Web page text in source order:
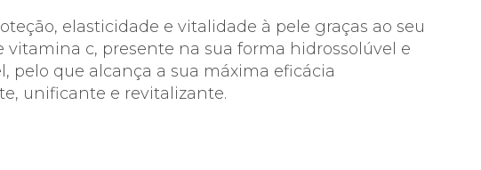
elasticidade e vitalidade à pele graças ao seu
vitamina c, presente na sua forma hidrossolúvel e
pelo que alcança a sua máxima eficácia
unificante e revitalizante.